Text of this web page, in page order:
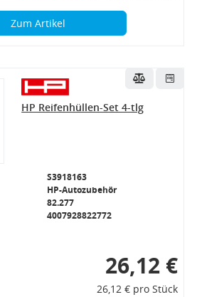
Zum Artikel
HP Reifenhüllen-Set 4-tlg
S3918163
HP-Autozubehör
82.277
4007928822772
26,12 €
26,12 € pro Stück